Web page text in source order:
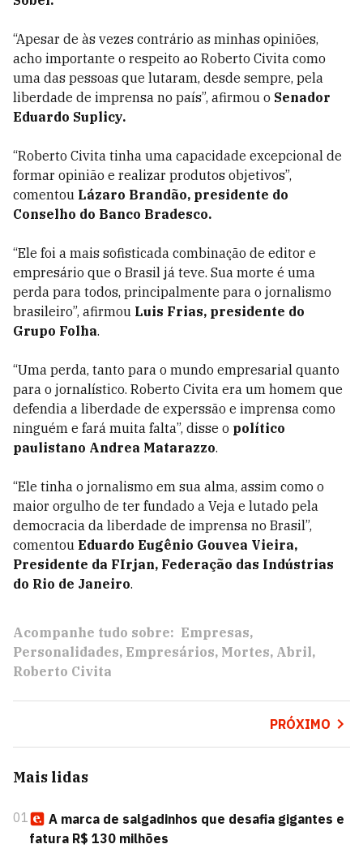
“Apesar de às vezes contrário as minhas opiniões,
acho importante o respeito ao Roberto Civita como
uma das pessoas que lutaram, desde sempre, pela
liberdade de imprensa no país”, afirmou o Senador
Eduardo Suplicy.
“Roberto Civita tinha uma capacidade excepcional de
formar opinião e realizar produtos objetivos”,
comentou Lázaro Brandão, presidente do
Conselho do Banco Bradesco.
“Ele foi a mais sofisticada combinação de editor e
empresário que o Brasil já teve. Sua morte é uma
perda para todos, principalmente para o jornalismo
brasileiro”, afirmou Luis Frias, presidente do
Grupo Folha.
“Uma perda, tanto para o mundo empresarial quanto
para o jornalístico. Roberto Civita era um homem que
defendia a liberdade de experssão e imprensa como
ninguém e fará muita falta”, disse o político
paulistano Andrea Matarazzo.
“Ele tinha o jornalismo em sua alma, assim como o
maior orgulho de ter fundado a Veja e lutado pela
democracia da liberdade de imprensa no Brasil”,
comentou Eduardo Eugênio Gouvea Vieira,
Presidente da FIrjan, Federação das Indústrias
do Rio de Janeiro.
Acompanhe tudo sobre: Empresas
Personalidades Empresários Mortes Abril
Roberto Civita
PRÓXIMO
Mais lidas
01
A marca de salgadinhos que desafia gigantes e
fatura R$ 130 milhões